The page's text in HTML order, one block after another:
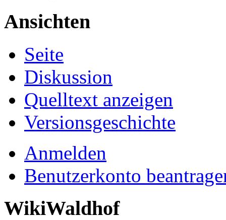
Ansichten
Seite
Diskussion
Quelltext anzeigen
Versionsgeschichte
Anmelden
Benutzerkonto
WikiWaldhof